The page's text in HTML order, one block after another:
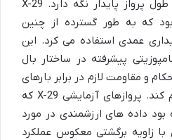
Wire) بود تا هواپیما را در طول پرواز پایدار نگه دارد. X-29
که به طور گسترده از چنین
عمدی استفاده می کرد. این
پیشرفته در ساختار بال
و مقاومت لازم در برابر بارهای
آیرودینامیکی شدید را فراهم کند. پروازهای آزمایشی X-29 که
داده های ارزشمندی در مورد
با زاویه برگشتی معکوس عملکرد